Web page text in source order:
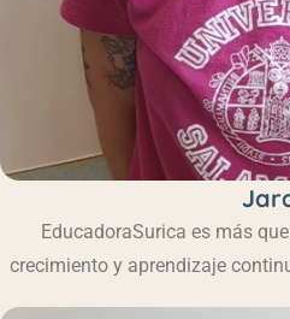
EducadoraSurica es más
crecimiento y aprendizaje